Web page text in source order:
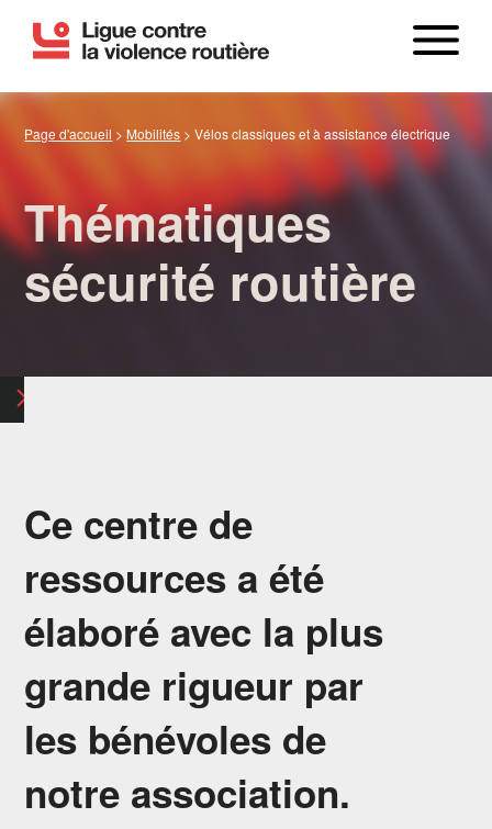
Page d'accueil > Mobilités >Vélos classiques et à assistance électrique
Thématiques
sécurité routière
Ce centre de
ressources a été
élaboré avec la plus
grande rigueur par
les bénévoles de
notre association.